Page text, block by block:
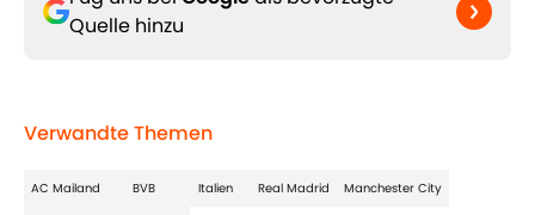
Quelle hinzu
Verwandte Themen
AC Mailand BVB Italien Real Madrid Manchester City